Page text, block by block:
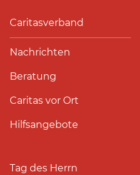
Caritasverband
Nachrichten
Beratung
Caritas vor Ort
Hilfsangebote
Tag des Herrn